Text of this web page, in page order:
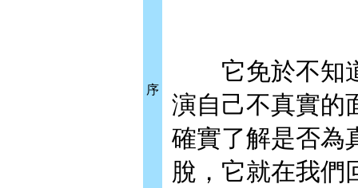
序
它免於不知道
演自己不真實的
確實了解是否為
脫，它就在我們